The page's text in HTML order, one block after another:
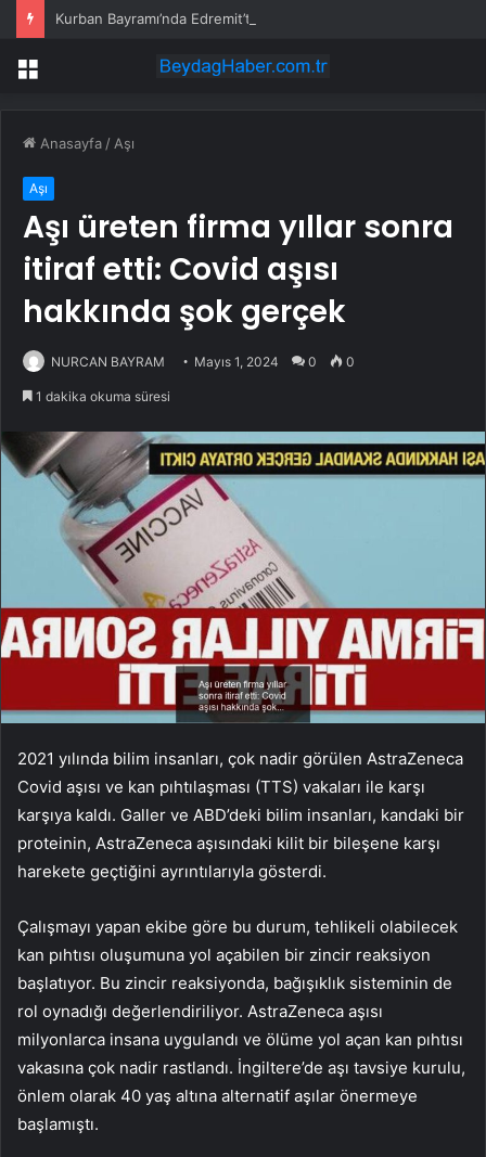
Kurban Bayramı’nda Edremit’te Yoğun Trafik
Menü
Anasayfa /Aşı
Aşı
Aşı üreten firma yıllar sonra
itiraf etti: Covid aşısı
hakkında şok gerçek
NURCAN BAYRAM Mayıs 1, 2024 0 0
1 dakika okuma süresi
2021 yılında bilim insanları, çok nadir görülen AstraZeneca
Covid aşısı ve kan pıhtılaşması (TTS) vakaları ile karşı
karşıya kaldı. Galler ve ABD’deki bilim insanları, kandaki bir
proteinin, AstraZeneca aşısındaki kilit bir bileşene karşı
harekete geçtiğini ayrıntılarıyla gösterdi.
Çalışmayı yapan ekibe göre bu durum, tehlikeli olabilecek
kan pıhtısı oluşumuna yol açabilen bir zincir reaksiyon
başlatıyor. Bu zincir reaksiyonda, bağışıklık sisteminin de
rol oynadığı değerlendiriliyor. AstraZeneca aşısı
milyonlarca insana uygulandı ve ölüme yol açan kan pıhtısı
vakasına çok nadir rastlandı. İngiltere’de aşı tavsiye kurulu,
önlem olarak 40 yaş altına alternatif aşılar önermeye
başlamıştı.